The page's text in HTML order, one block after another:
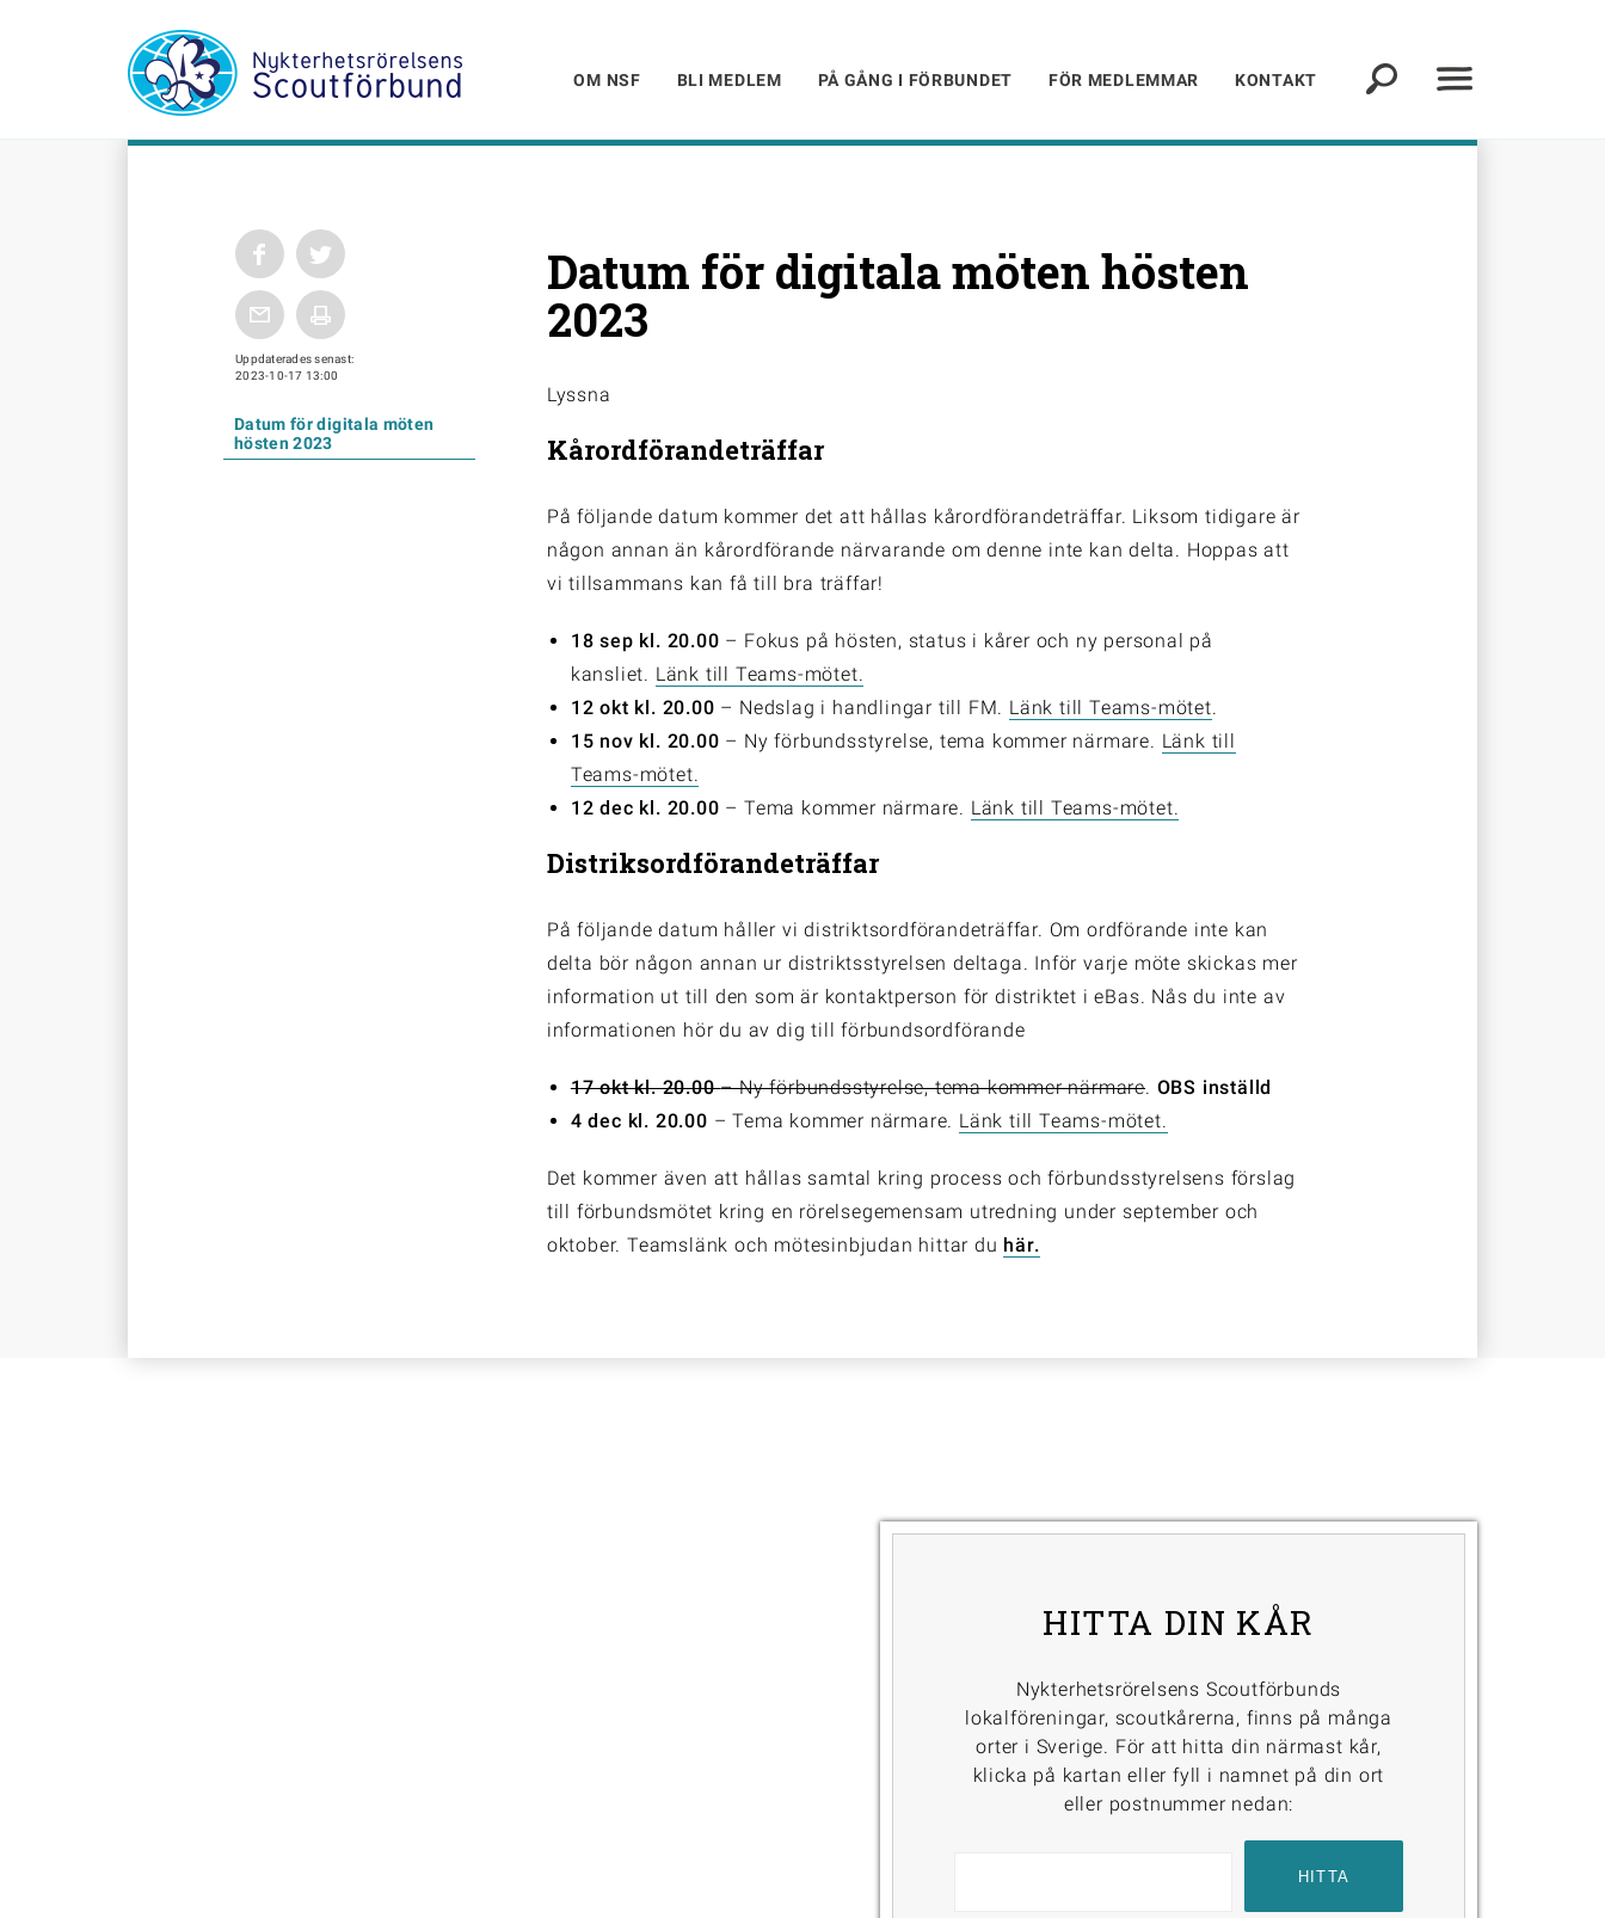
OM NSF BLI MEDLEM PÅ GÅNG I FÖRBUNDET FÖR MEDLEMMAR KONTAKT
Uppdaterades senast:
2023-10-17 13:00
Datum för digitala möten
hösten 2023
Datum för digitala möten hösten
2023
Lyssna
Kårordförandeträffar
På följande datum kommer det att hållas kårordförandeträffar. Liksom tidigare är
någon annan än kårordförande närvarande om denne inte kan delta. Hoppas att
vi tillsammans kan få till bra träffar!
18 sep kl. 20.00 – Fokus på hösten, status i kårer och ny personal på
kansliet. Länk till Teams-mötet.
12 okt kl. 20.00 – Nedslag i handlingar till FM. Länk till Teams-mötet.
15 nov kl. 20.00 – Ny förbundsstyrelse, tema kommer närmare. Länk till
Teams-mötet.
12 dec kl. 20.00 – Tema kommer närmare. Länk till Teams-mötet.
Distriksordförandeträffar
På följande datum håller vi distriktsordförandeträffar. Om ordförande inte kan
delta bör någon annan ur distriktsstyrelsen deltaga. Inför varje möte skickas mer
information ut till den som är kontaktperson för distriktet i eBas. Nås du inte av
informationen hör du av dig till förbundsordförande
17 okt kl. 20.00– Ny förbundsstyrelse, tema kommer närmare. OBS inställd
4 dec kl. 20.00 – Tema kommer närmare. Länk till Teams-mötet.
Det kommer även att hållas samtal kring process och förbundsstyrelsens förslag
till förbundsmötet kring en rörelsegemensam utredning under september och
oktober. Teamslänk och mötesinbjudan hittar du här.
HITTA DIN KÅR
Nykterhetsrörelsens Scoutförbunds
lokalföreningar, scoutkårerna, finns på många
orter i Sverige. För att hitta din närmast kår,
klicka på kartan eller fyll i namnet på din ort
eller postnummer nedan: